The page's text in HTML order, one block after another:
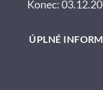
Konec:
ÚPLNÉ